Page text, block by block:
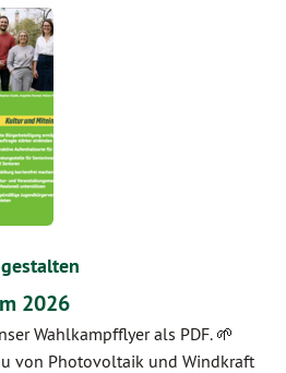
2026
Wahlkampfflyer als PDF. 🌱
von Photovoltaik und Windkraft